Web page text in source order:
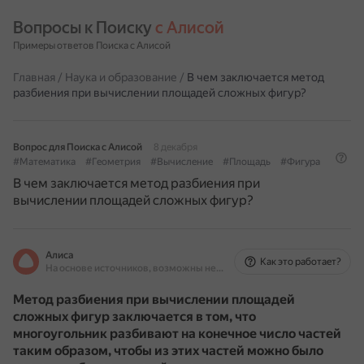
Вопросы к Поиску с Алисой
Примеры ответов Поиска с Алисой
Главная / Наука и образование / В чем заключается метод
разбиения при вычислении площадей сложных фигур?
Вопрос для Поиска с Алисой
8 декабря
#Математика
#Геометрия #Вычисление #Площадь #Фигура
В чем заключается метод разбиения при
вычислении площадей сложных фигур?
Алиса
На основе источников, возможны неточности
Как это работает?
Метод разбиения при вычислении площадей
сложных фигур заключается в том, что
многоугольник разбивают на конечное число частей
таким образом, чтобы из этих частей можно было